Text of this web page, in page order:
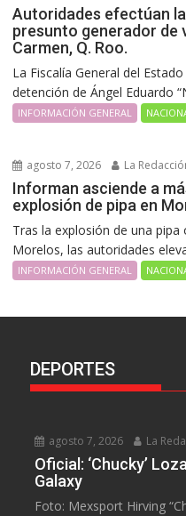
Autoridades efectúan la
presunto generador de
Carmen, Q. Roo.
La Fiscalía General del
detención de Ángel Eduardo
INFORMACIÓN GENERAL
agosto 7, 2026 La
Informan asciende a
explosión de pipa en
Tras la explosión de una pipa
Morelos, las autoridades
INFORMACIÓN GENERAL
DEPORTES
agosto 7, 2026 La
Oficial: ‘Chucky’
Galaxy
Foto: Mexsport Hirving